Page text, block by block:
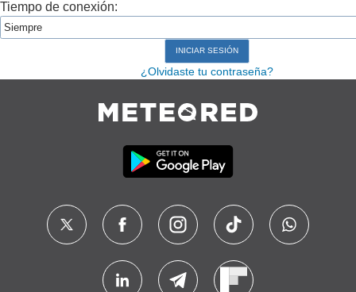
Tiempo de conexión:
¿Olvidaste tu contraseña?